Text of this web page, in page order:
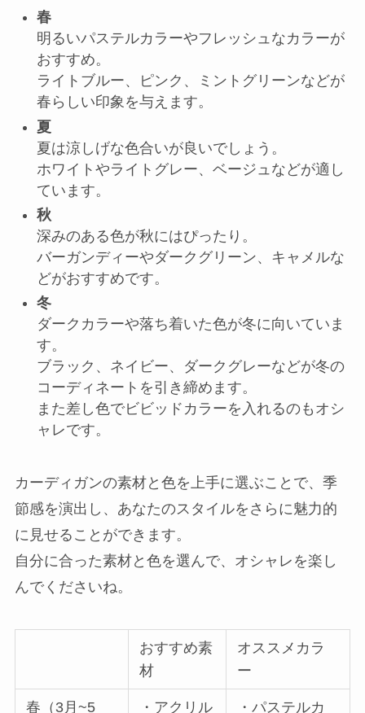
春
明るいパステルカラーやフレッシュなカラーが
おすすめ。
ライトブルー、ピンク、ミントグリーンなどが
春らしい印象を与えます。
夏
夏は涼しげな色合いが良いでしょう。
ホワイトやライトグレー、ベージュなどが適し
ています。
秋
深みのある色が秋にはぴったり。
バーガンディーやダークグリーン、キャメルな
どがおすすめです。
冬
ダークカラーや落ち着いた色が冬に向いていま
す。
ブラック、ネイビー、ダークグレーなどが冬の
コーディネートを引き締めます。
また差し色でビビッドカラーを入れるのもオシ
ャレです。
カーディガンの素材と色を上手に選ぶことで、季
節感を演出し、あなたのスタイルをさらに魅力的
に見せることができます。
自分に合った素材と色を選んで、オシャレを楽し
んでくださいね。
おすすめ素
材
オススメカラ
ー
春（3月~5 ・アクリル ・パステルカ